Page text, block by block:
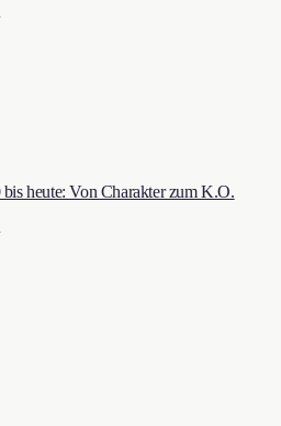
heute: Von Charakter zum K.O.